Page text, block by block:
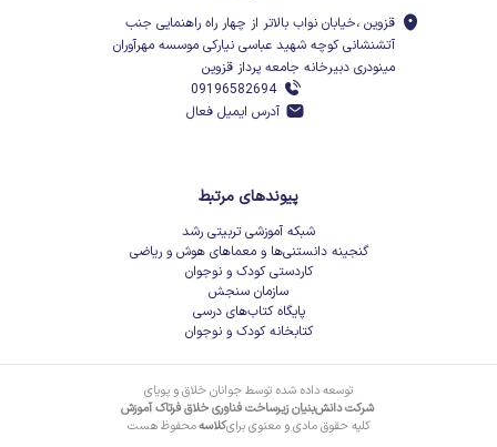
قزوین ،خیابان نواب بالاتر از چهار راه راهنمایی جنب
آتشنشانی کوچه شهید عباسی نیارکی موسسه مهرآوران
مینودری دبیرخانه جامعه پرداز قزوین
09196582694
آدرس ایمیل فعال
پیوندهای مرتبط
شبکه آموزشی تربیتی رشد
گنجینه دانستنی‌ها و معماهای هوش و ریاضی
کاردستی کودک و نوجوان
سازمان سنجش
پایگاه کتاب‌های درسی
کتابخانه کودک و نوجوان
توسعه داده شده توسط جوانان خلاق و پویای
شرکت دانش‌بنیان زیرساخت فناوری خلاق فرتاک آموزش
کلیه حقوق مادی و معنوی برایکلاسهمحفوظ هست